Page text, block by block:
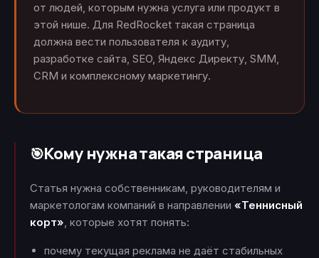
от людей, которым нужна услуга или продукт в
этой нише. Для RedRocket такая страница
должна вести пользователя к аудиту,
разработке сайта, SEO, Яндекс Директу, SMM,
CRM и комплексному маркетингу.
🎯Кому нужна такая страница
Статья нужна собственникам, руководителям и
маркетологам компаний в направлении «Теннисный
корт», которые хотят понять:
почему текущая реклама не даёт стабильных